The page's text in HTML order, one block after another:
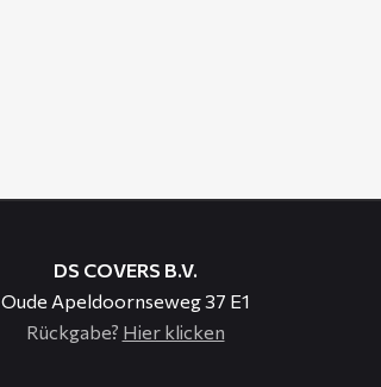
DS COVERS B.V.
Oude Apeldoornseweg 37 E1
Rückgabe? Hier klicken